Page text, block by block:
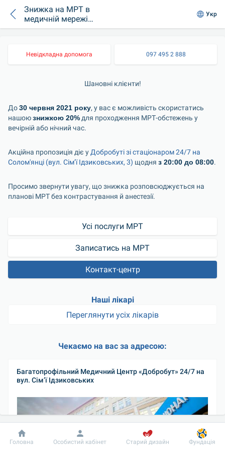
Знижка на МРТ в
медичній мережі
“Добробут” в нічний
Укр
Невідкладна допомога 097 495 2 888
Шановні клієнти!
До 30 червня 2021 року, у вас є можливість скористатись
нашою знижкою 20% для проходження МРТ-обстежень у
вечірній або нічний час.
Акційна пропозиція діє у Добробуті зі стаціонаром 24/7 на
Солом'янці (вул. Сім’ї Ідзиковських, 3) щодня з 20:00 до 08:00.
Просимо звернути увагу, що знижка розповсюджується на
планові МРТ без контрастування й анестезії.
Усі послуги МРТ
Записатись на МРТ
Контакт-центр
Наші лікарі
Переглянути усіх лікарів
Чекаємо на вас за адресою:
Багатопрофільний Медичний Центр «Добробут» 24/7 на
вул. Сім’ї Ідзиковських
Добробут Інформація Пацієнту
Головна Особистий кабінет Старий дизайн Фундація